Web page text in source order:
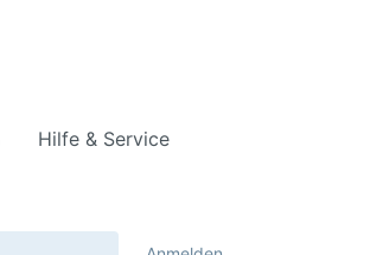
Hilfe & Service